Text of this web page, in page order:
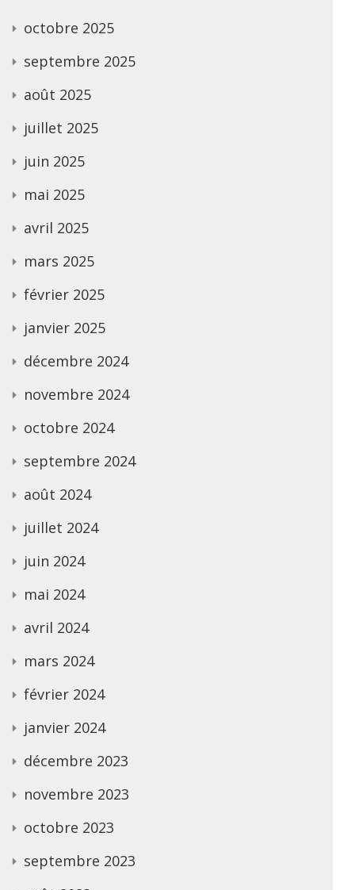
octobre 2025
septembre 2025
août 2025
juillet 2025
juin 2025
mai 2025
avril 2025
mars 2025
février 2025
janvier 2025
décembre 2024
novembre 2024
octobre 2024
septembre 2024
août 2024
juillet 2024
juin 2024
mai 2024
avril 2024
mars 2024
février 2024
janvier 2024
décembre 2023
novembre 2023
octobre 2023
septembre 2023